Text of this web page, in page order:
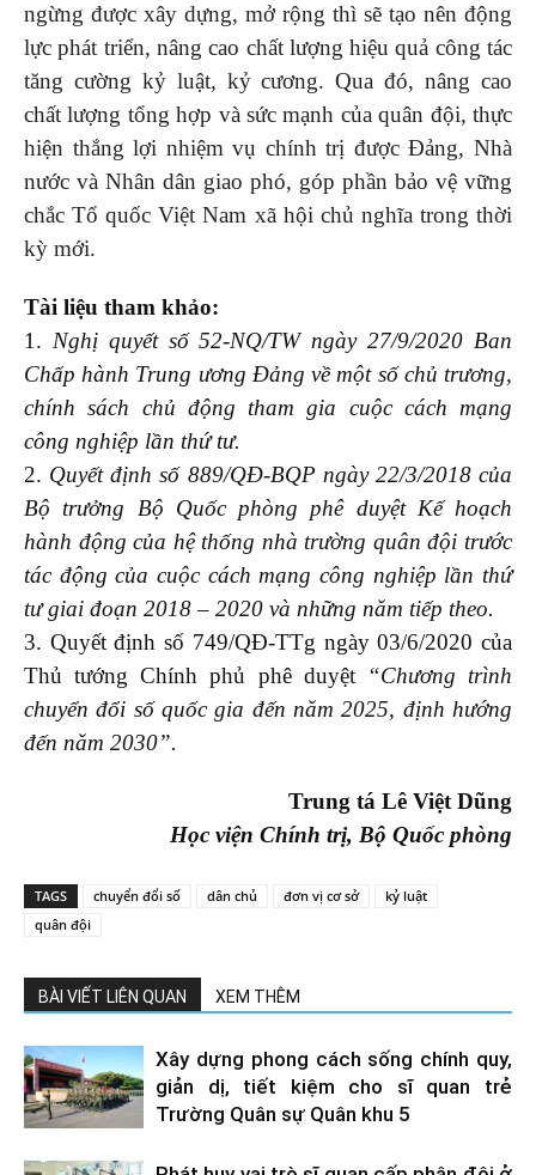
ngừng được xây dựng, mở rộng thì sẽ tạo nên động
lực phát triển, nâng cao chất lượng hiệu quả công tác
tăng cường kỷ luật, kỷ cương. Qua đó, nâng cao
chất lượng tổng hợp và sức mạnh của quân đội, thực
hiện thắng lợi nhiệm vụ chính trị được Đảng, Nhà
nước và Nhân dân giao phó, góp phần bảo vệ vững
chắc Tổ quốc Việt Nam xã hội chủ nghĩa trong thời
kỳ mới.
Tài liệu tham khảo:
1. Nghị quyết số 52-NQ/TW ngày 27/9/2020 Ban
Chấp hành Trung ương Đảngvề một số chủ trương,
chính sách chủ động tham gia cuộc cách mạng
công nghiệp lần thứ tư.
2. Quyết định số 889/QĐ-BQP ngày 22/3/2018 của
Bộ trưởng Bộ Quốc phòngphê duyệt Kế hoạch
hành động của hệ thống nhà trường quân đội trước
tác động của cuộc cách mạng công nghiệp lần thứ
tư giai đoạn 2018 – 2020 và những năm tiếp theo.
3. Quyết định số 749/QĐ-TTg ngày 03/6/2020 của
Thủ tướng Chính phủ phê duyệt “Chương trình
chuyển đổi số quốc gia đến năm 2025, định hướng
đến năm 2030”.
Trung tá Lê Việt Dũng
Học viện Chính trị, Bộ Quốc phòng
TAGS chuyển đổi số dân chủ đơn vị cơ sở
kỷ luật
quân đội
BÀI VIẾT LIÊN QUAN XEM THÊM
Xây dựng phong cách sống chính quy,
giản dị, tiết kiệm cho sĩ quan trẻ
Trường Quân sự Quân khu 5